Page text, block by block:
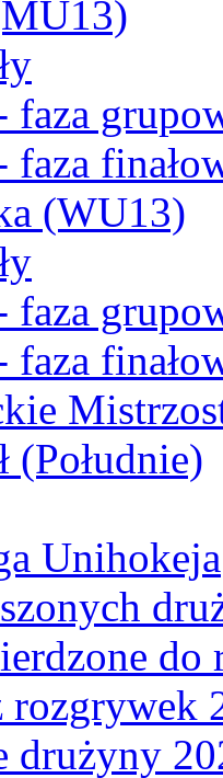
faza
faza
(WU13)
faza
faza
(Południe)
Unihokeja
do
rozgrywek
drużyny